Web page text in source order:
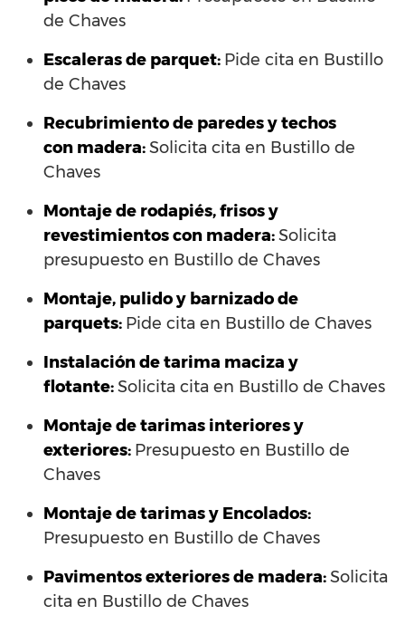
de Chaves
Escaleras de parquet: Pide cita en Bustillo
de Chaves
Recubrimiento de paredes y techos
con madera:Solicita cita en Bustillo de
Chaves
Montaje de rodapiés, frisos y
revestimientos con madera:Solicita
presupuesto en Bustillo de Chaves
Montaje, pulido y barnizado de
parquets: Pide cita en Bustillo de Chaves
Instalación de tarima maciza y
flotante:Solicita cita en Bustillo de Chaves
Montaje de tarimas interiores y
exteriores: Presupuesto en Bustillo de
Chaves
Montaje de tarimas y Encolados:
Presupuesto en Bustillo de Chaves
Pavimentos exteriores de madera:Solicita
cita en Bustillo de Chaves